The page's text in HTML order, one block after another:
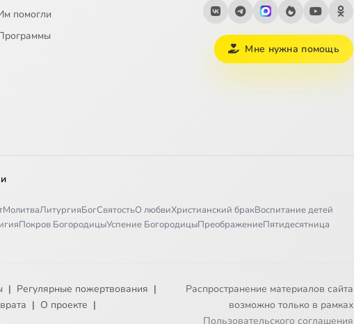
на молодых бабушек. Часть 2
помогли
Мне нужна помощь
МолитваЛитургияБогСвятостьО любвиХристианский бракВоспитание детей
Покров БогородицыУспение БогородицыПреображениеПятидесятница
| Регулярные пожертвования |
| О проекте |
Распространение материалов сайта
возможно только в рамках
Пользовательского соглашения